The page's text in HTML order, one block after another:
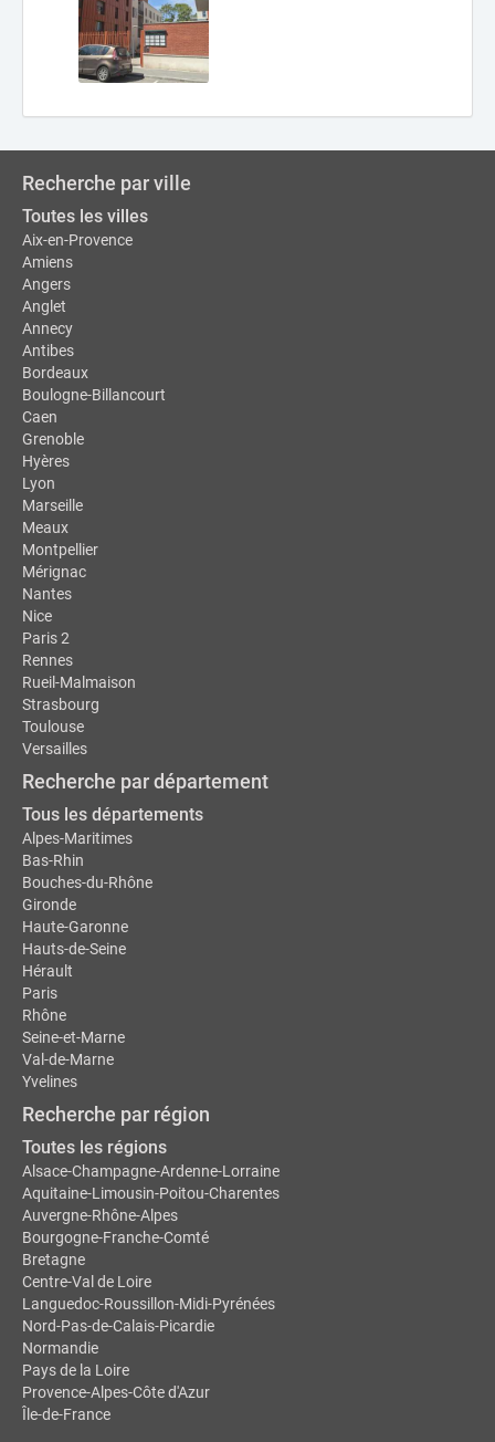
Recherche par ville
Toutes les villes
Aix-en-Provence
Amiens
Angers
Anglet
Annecy
Antibes
Bordeaux
Boulogne-Billancourt
Caen
Grenoble
Hyères
Lyon
Marseille
Meaux
Montpellier
Mérignac
Nantes
Nice
Paris 2
Rennes
Rueil-Malmaison
Strasbourg
Toulouse
Versailles
Recherche par département
Tous les départements
Alpes-Maritimes
Bas-Rhin
Bouches-du-Rhône
Gironde
Haute-Garonne
Hauts-de-Seine
Hérault
Paris
Rhône
Seine-et-Marne
Val-de-Marne
Yvelines
Recherche par région
Toutes les régions
Alsace-Champagne-Ardenne-Lorraine
Aquitaine-Limousin-Poitou-Charentes
Auvergne-Rhône-Alpes
Bourgogne-Franche-Comté
Bretagne
Centre-Val de Loire
Languedoc-Roussillon-Midi-Pyrénées
Nord-Pas-de-Calais-Picardie
Normandie
Pays de la Loire
Provence-Alpes-Côte d'Azur
Île-de-France